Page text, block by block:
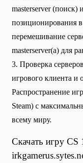
masterserver (поиск)
позиционирования
перемешивание
masterserver(а) для
3. Проверка
игрового клиента и
Распространение
Steam) с
всему миру.
Скачать игру CS